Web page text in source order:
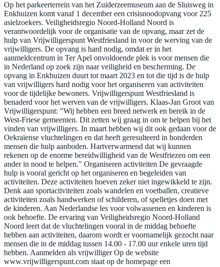
Op het parkeerterrein van het Zuiderzeemuseum aan de Sluisweg in
Enkhuizen komt vanaf 1 december een crisisnoodopvang voor 225
asielzoekers. Veiligheidsregio Noord-Holland Noord is
verantwoordelijk voor de organisatie van de opvang, maar zet de
hulp van Vrijwilligerspunt Westfriesland in voor de werving van de
vrijwilligers. De opvang is hard nodig, omdat er in het
aanmeldcentrum in Ter Apel onvoldoende plek is voor mensen die
in Nederland op zoek zijn naar veiligheid en bescherming. De
opvang in Enkhuizen duurt tot maart 2023 en tot die tijd is de hulp
van vrijwilligers hard nodig voor het organiseren van activiteiten
voor de tijdelijke bewoners. Vrijwilligerspunt Westfriesland is
benaderd voor het werven van de vrijwilligers. Klaas-Jan Groot van
Vrijwilligerspunt: "Wij hebben een breed netwerk en bereik in de
West-Friese gemeenten. Dit zetten wij graag in om te helpen bij het
vinden van vrijwilligers. In maart hebben wij dit ook gedaan voor de
Oekraïense vluchtelingen en dat heeft geresulteerd in honderden
mensen die hulp aanboden. Hartverwarmend dat wij kunnen
rekenen op de enorme bereidwilligheid van de Westfriezen om een
ander in nood te helpen." Organiseren activiteiten De gevraagde
hulp is vooral gericht op het organiseren en begeleiden van
activiteiten. Deze activiteiten hoeven zeker niet ingewikkeld te zijn.
Denk aan sportactiviteiten zoals wandelen en voetballen, creatieve
activiteiten zoals handwerken of schilderen, of spelletjes doen met
de kinderen. Aan Nederlandse les voor volwassenen en kinderen is
ook behoefte. De ervaring van Veiligheidsregio Noord-Holland
Noord leert dat de vluchtelingen vooral in de middag behoefte
hebben aan activiteiten, daarom wordt er voornamelijk gezocht naar
mensen die in de middag tussen 14.00 - 17.00 uur enkele uren tijd
hebben. Aanmelden als vrijwilliger Op de website
www.vrijwilligerspunt.com staat op de homepage een